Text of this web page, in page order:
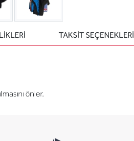
TAKSİT SEÇENEKLERİ
önler.